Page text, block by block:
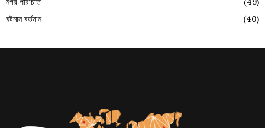
ঘটমান বর্তমান
(40)